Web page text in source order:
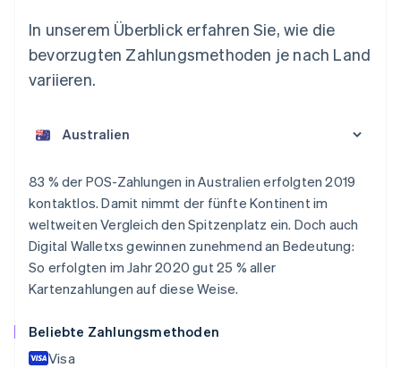
In unserem Überblick erfahren Sie, wie die
bevorzugten Zahlungsmethoden je nach Land
variieren.
83 % der POS-Zahlungen in Australien erfolgten 2019
kontaktlos. Damit nimmt der fünfte Kontinent im
weltweiten Vergleich den Spitzenplatz ein. Doch auch
Digital Walletxs gewinnen zunehmend an Bedeutung:
So erfolgten im Jahr 2020 gut 25 % aller
Kartenzahlungen auf diese Weise.
Beliebte Zahlungsmethoden
Visa
Australien
English
Belgien
NederlandsFrançaisDeutschEnglish
Brasilien
Português English
Bulgarien
English
English
Deutschland